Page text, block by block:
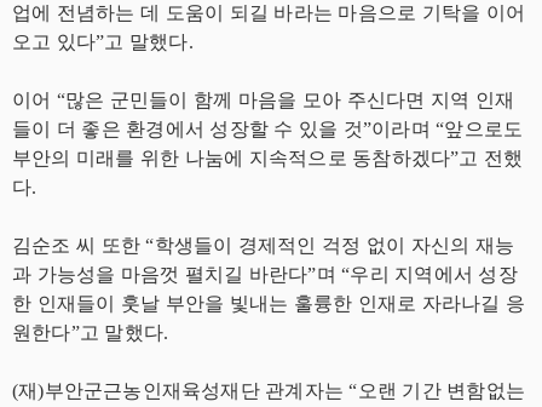
업에 전념하는 데 도움이 되길 바라는 마음으로 기탁을 이어
오고 있다”고 말했다.
이어 “많은 군민들이 함께 마음을 모아 주신다면 지역 인재
들이 더 좋은 환경에서 성장할 수 있을 것”이라며 “앞으로도
부안의 미래를 위한 나눔에 지속적으로 동참하겠다”고 전했
다.
김순조 씨 또한 “학생들이 경제적인 걱정 없이 자신의 재능
과 가능성을 마음껏 펼치길 바란다”며 “우리 지역에서 성장
한 인재들이 훗날 부안을 빛내는 훌륭한 인재로 자라나길 응
원한다”고 말했다.
(재)부안군근농인재육성재단 관계자는 “오랜 기간 변함없는